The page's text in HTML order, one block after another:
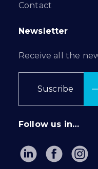
Contact
Newsletter
Receive all the
Suscribe
Follow us in…